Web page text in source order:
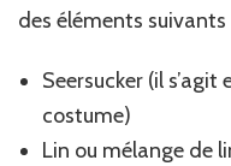
des éléments suivants
Seersucker (il
costume)
Lin ou mélange de